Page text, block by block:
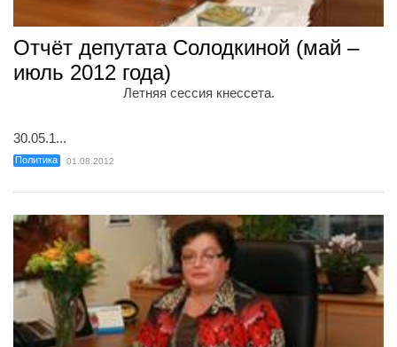
Отчёт депутата Солодкиной (май –
июль 2012 года)
Летняя сессия кнессета.
30.05.1...
Политика 01.08.2012